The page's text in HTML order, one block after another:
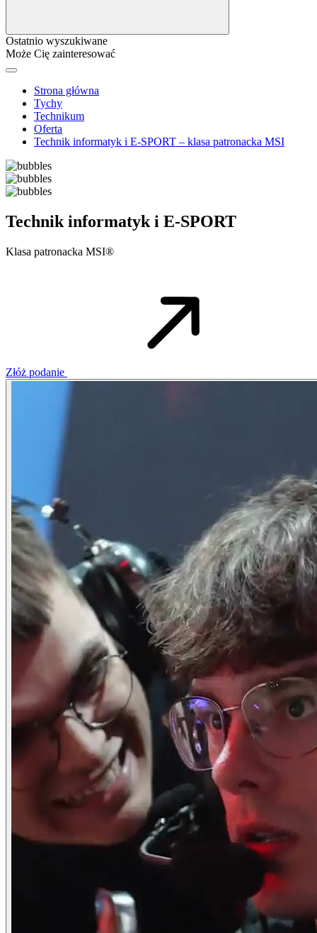
Ostatnio wyszukiwane
Może Cię zainteresować
Strona główna
Tychy
Technikum
Oferta
Technik informatyk i E-SPORT – klasa patronacka MSI
Technik informatyk i E-SPORT
Klasa patronacka MSI®
Złóż podanie